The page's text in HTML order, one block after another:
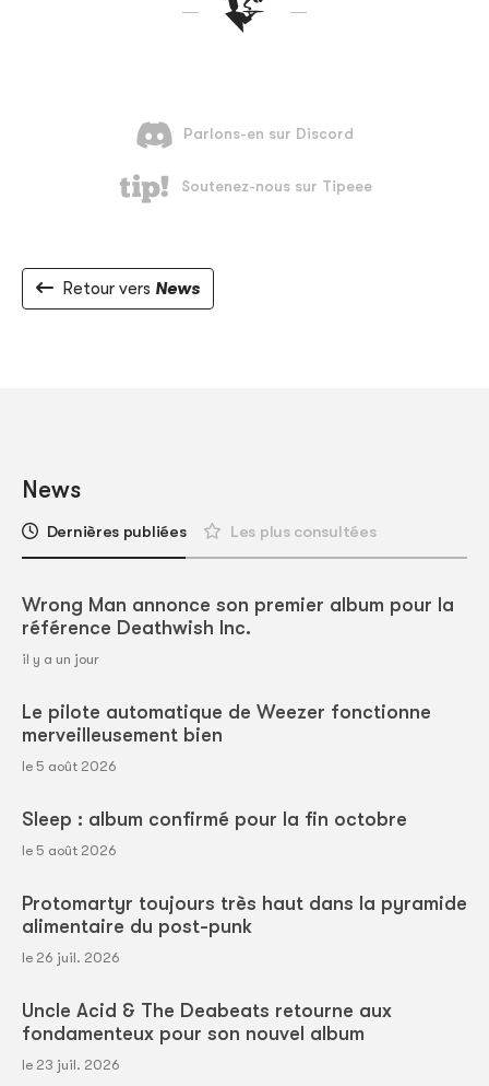
Retour vers News
News
Dernières publiées Les plus consultées
Wrong Man annonce son premier album pour la
référence Deathwish Inc.
il y a un jour
Le pilote automatique de Weezer fonctionne
merveilleusement bien
le 5 août 2026
Sleep : album confirmé pour la fin octobre
le 5 août 2026
Protomartyr toujours très haut dans la pyramide
alimentaire du post-punk
le 26 juil. 2026
Uncle Acid & The Deabeats retourne aux
fondamenteux pour son nouvel album
le 23 juil. 2026